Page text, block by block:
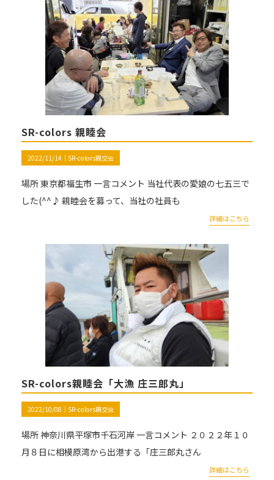
SR-colors 親睦会
2022/11/14｜ SR-colors親交会
場所 東京都福生市 一言コメント 当社代表の愛娘の七五三で
した(^^♪ 親睦会を募って、当社の社員も
詳細はこちら
SR-colors親睦会「大漁 庄三郎丸」
2022/10/08｜ SR-colors親交会
場所 神奈川県平塚市千石河岸 一言コメント ２０２２年１０
月８日に相模原湾から出港する「庄三郎丸さん
詳細はこちら